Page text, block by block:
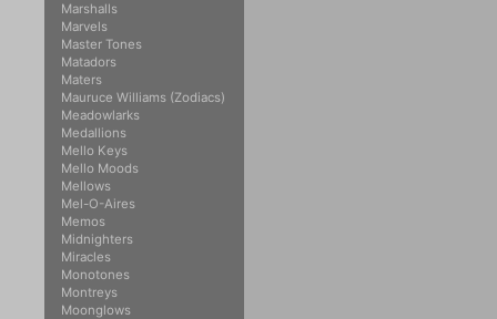
Marshalls
Marvels
Master Tones
Matadors
Maters
Mauruce Williams (Zodiacs)
Meadowlarks
Medallions
Mello Keys
Mello Moods
Mellows
Mel-O-Aires
Memos
Midnighters
Miracles
Monotones
Montreys
Moonglows